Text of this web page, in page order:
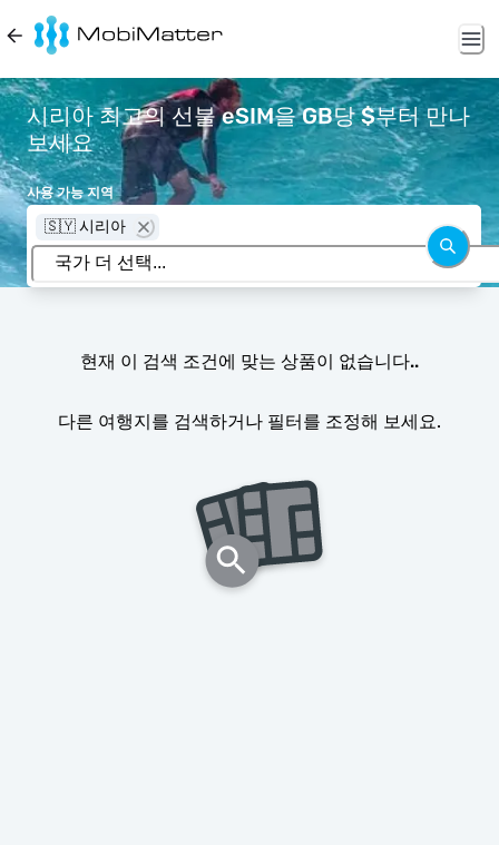
시리아 최고의 선불 eSIM을 GB당 $부터 만나
보세요
사용 가능 지역
🇸🇾 시리아
현재 이 검색 조건에 맞는 상품이 없습니다..
다른 여행지를 검색하거나 필터를 조정해 보세요.